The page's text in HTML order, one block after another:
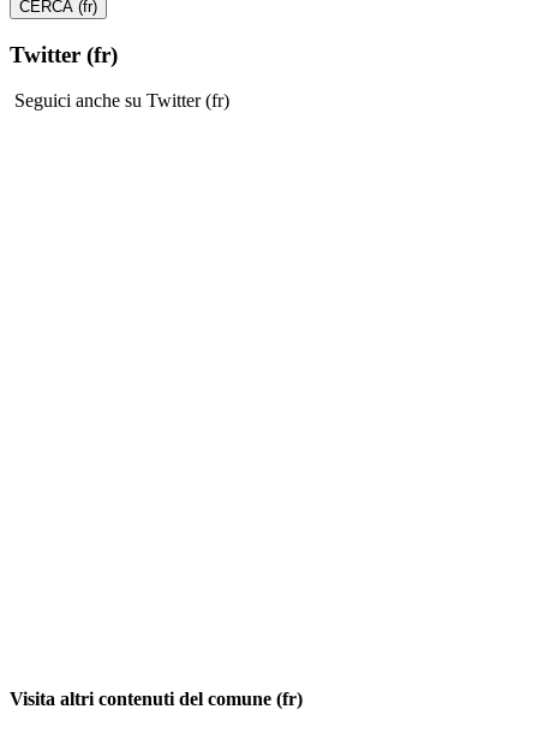
Twitter (fr)
Seguici anche su Twitter (fr)
Visita altri contenuti del comune (fr)